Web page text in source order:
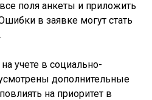
поля анкеты и приложить
в заявке могут стать
учете в социально-
дополнительные
на приоритет в